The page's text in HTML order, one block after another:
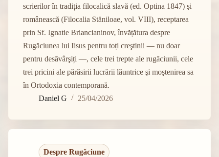
scrierilor în tradiția filocalică slavă (ed. Optina 1847) şi
românească (Filocalia Stăniloae, vol. VIII), receptarea
prin Sf. Ignatie Briancianinov, învățătura despre
Rugăciunea lui Iisus pentru toți creştinii — nu doar
pentru desăvârşiți —, cele trei trepte ale rugăciunii, cele
trei pricini ale părăsirii lucrării lăuntrice şi moştenirea sa
în Ortodoxia contemporană.
Daniel G
25/04/2026
Despre Rugăciune